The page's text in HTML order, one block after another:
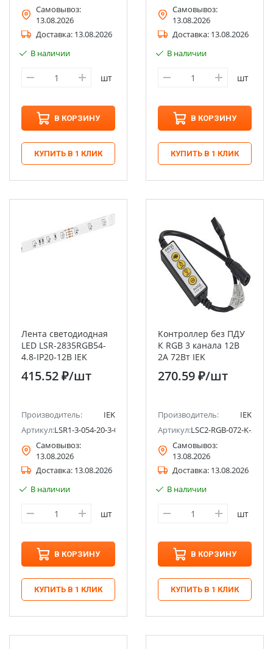
Самовывоз:
13.08.2026
Доставка: 13.08.2026
В наличии
шт
В КОРЗИНУ
КУПИТЬ В 1 КЛИК
Самовывоз:
13.08.2026
Доставка: 13.08.2026
В наличии
шт
В КОРЗИНУ
КУПИТЬ В 1 КЛИК
Лента светодиодная
LED LSR-2835RGB54-
4.8-IP20-12В IEK
415.52 ₽/шт
Производитель:
IEK
Артикул:LSR1-3-054-20-3-05
Самовывоз:
13.08.2026
Доставка: 13.08.2026
В наличии
шт
В КОРЗИНУ
КУПИТЬ В 1 КЛИК
Контроллер без ПДУ
К RGB 3 канала 12В
2А 72Вт IEK
270.59 ₽/шт
Производитель:
IEK
Артикул:LSC2-RGB-072-K-20-
Самовывоз:
13.08.2026
Доставка: 13.08.2026
В наличии
шт
В КОРЗИНУ
КУПИТЬ В 1 КЛИК